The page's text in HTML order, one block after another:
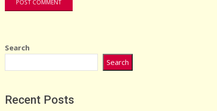
Search
Search
Recent Posts